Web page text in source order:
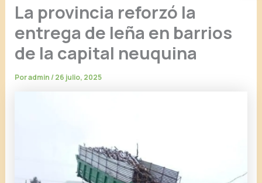
La provincia reforzó la
entrega de leña en barrios
de la capital neuquina
Poradmin/26 julio, 2025